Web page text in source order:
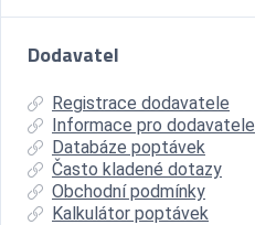
Dodavatel
Registrace dodavatele
Informace pro dodavatele
Databáze poptávek
Často kladené dotazy
Obchodní podmínky
Kalkulátor poptávek